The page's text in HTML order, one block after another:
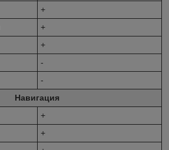
+
+
+
-
-
Навигация
+
+